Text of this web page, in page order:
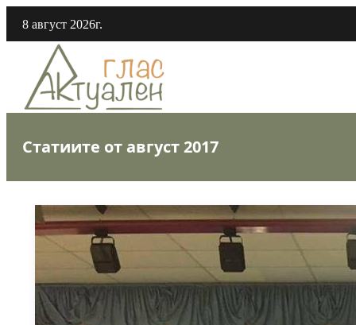
8 август 2026г.
Статиите от август 2017